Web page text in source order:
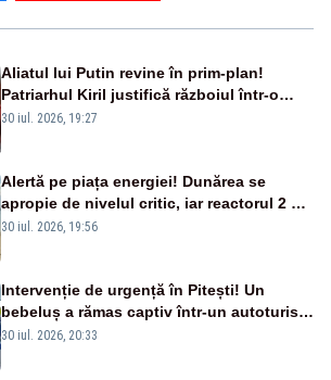
Aliatul lui Putin revine în prim-plan!
Patriarhul Kiril justifică războiul într-o
nouă carte
30 iul. 2026, 19:27
Alertă pe piața energiei! Dunărea se
apropie de nivelul critic, iar reactorul 2 de
la Cernavodă ar putea fi oprit
30 iul. 2026, 19:56
Intervenție de urgență în Pitești! Un
bebeluș a rămas captiv într-un autoturism
din cauza unei defecțiuni
30 iul. 2026, 20:33